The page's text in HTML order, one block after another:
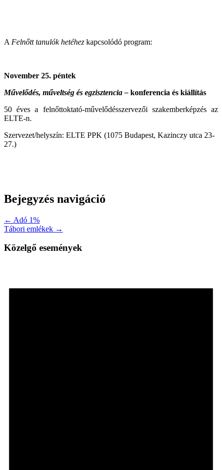
A Felnőtt tanulók hetéhez kapcsolódó program:
November 25. péntek
Művelődés, műveltség és egzisztencia – konferencia és kiállítás
50 éves a felnőttoktató-művelődésszervezői szakemberképzés az
ELTE-n.
Szervezet/helyszín: ELTE PPK (1075 Budapest, Kazinczy utca 23-
27.)
Bejegyzés navigáció
← Adó 1%
Tábori emlékek →
Közelgő események